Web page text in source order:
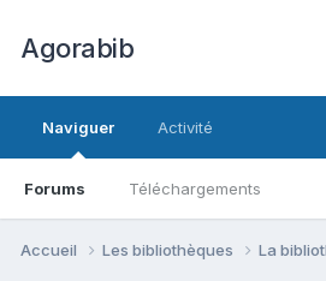
Agorabib
Naviguer
Forums Téléchargements
Activité
Accueil Les bibliothèques La